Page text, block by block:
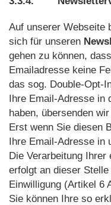
Auf unserer Webseite
sich für unseren
gehen zu können,
Emailadresse keine
das sog. Double-Opt-
Ihre Email-Adresse in
haben, übersenden
Erst wenn Sie diesen
Ihre Email-Adresse in
Die Verarbeitung
erfolgt an dieser
Einwilligung (Artikel 6
Sie können Ihre so